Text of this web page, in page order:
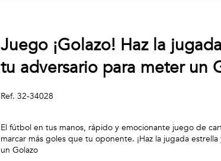
Juego ¡Golazo! Haz la
tu adversario para meter un
Ref. 32-34028
El fútbol en tus manos, rápido y emocionante juego de
marcar más goles que tu oponente. ¡Haz la jugada
un Golazo